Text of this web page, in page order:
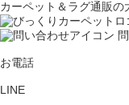
カーペット＆ラグ通販の
お電話
LINE